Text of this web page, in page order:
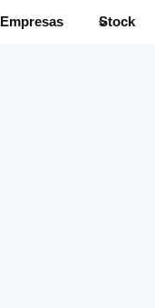
Empresas Stock